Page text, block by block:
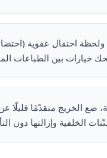
ولحظة احتفال عفوية
خيارات بين الطباعات
ضع الخريج متقدّمًا